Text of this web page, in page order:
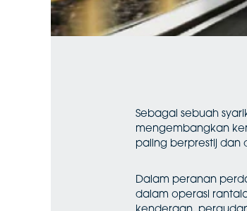
Sebagai sebuah
mengembangkan
paling berprestij dan
Dalam peranan
dalam operasi